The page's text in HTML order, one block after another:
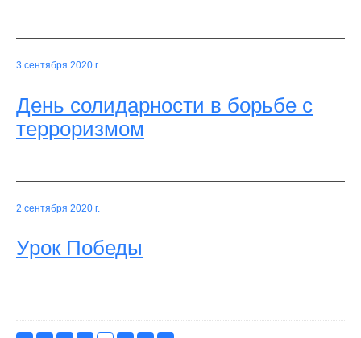
3 сентября 2020 г.
День солидарности в борьбе с
терроризмом
2 сентября 2020 г.
Урок Победы